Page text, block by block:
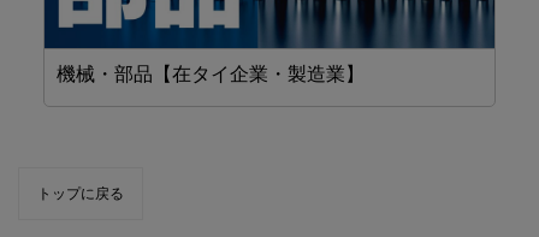
機械・部品【在タイ企業・製造業】
トップに戻る